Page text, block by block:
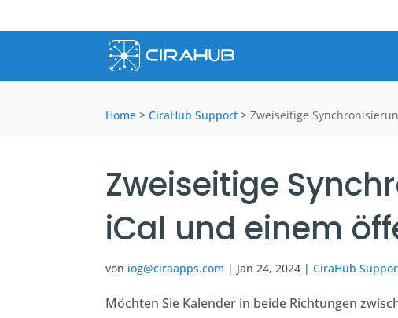
Home > CiraHub Support > Zweiseitige
Zweiseitige
iCal und einem
von iog@ciraapps.com | Jan 24, 2024 |CiraHub
Möchten Sie Kalender in beide Richtungen